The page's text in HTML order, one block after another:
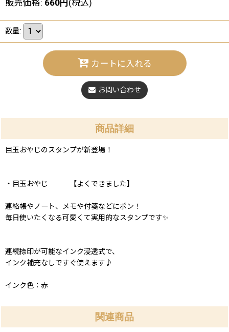
販売価格: 660円(税込)
数量:
カートに入れる
お問い合わせ
商品詳細
目玉おやじのスタンプが新登場！
・目玉おやじ 【よくできました】
連絡帳やノート、メモや付箋などにポン！
毎日使いたくなる可愛くて実用的なスタンプです✨
連続捺印が可能なインク浸透式で、
インク補充なしですぐ使えます♪
インク色：赤
関連商品